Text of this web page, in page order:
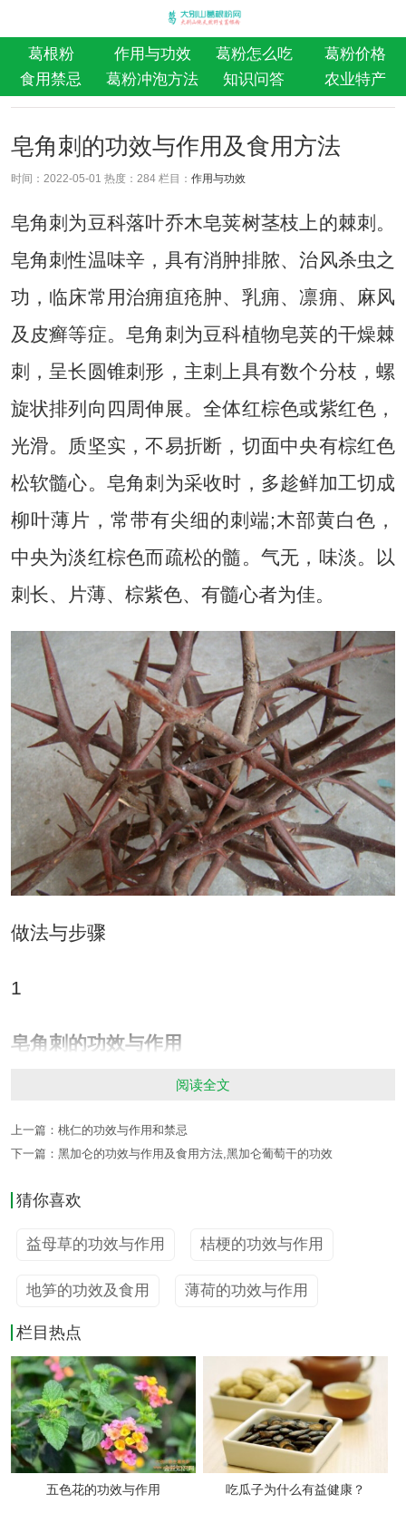
葛根粉 作用与功效 葛粉怎么吃
葛粉价格
食用禁忌
葛粉冲泡方法 知识问答 农业特产
皂角刺的功效与作用及食用方法
时间：2022-05-01 热度： 284 栏目： 作用与功效
皂角刺为豆科落叶乔木皂荚树茎枝上的棘刺。
皂角刺性温味辛，具有消肿排脓、治风杀虫之
功，临床常用治痈疽疮肿、乳痈、凛痈、麻风
及皮癣等症。皂角刺为豆科植物皂荚的干燥棘
刺，呈长圆锥刺形，主刺上具有数个分枝，螺
旋状排列向四周伸展。全体红棕色或紫红色，
光滑。质坚实，不易折断，切面中央有棕红色
松软髓心。皂角刺为采收时，多趁鲜加工切成
柳叶薄片，常带有尖细的刺端;木部黄白色，
中央为淡红棕色而疏松的髓。气无，味淡。以
刺长、片薄、棕紫色、有髓心者为佳。
做法与步骤
1
皂角刺的功效与作用
1.皂角刺用于痈疽肿毒。如脓未成者，常
如脓成而正虚不溃者，则与穿山甲、黄芪、当
归等配用，方如透脓散。
如二圣散；治癣疮，用皂荚刺米醋浓煎，取液
外涂；治小儿重舌，用本品烧灰，加入朴硝、
冰片少许，掺于舌下。
3.皂角刺用于痔疮，肛边痒痛，可与樗
皮、枳壳、赤芍同用，方如皂荚刺丸。
4.皂角刺用于妇女产后缺乳或乳汁不下，
阅读全文
上一篇： 桃仁的功效与作用和禁忌
下一篇： 黑加仑的功效与作用及食用方法,黑加仑葡萄干的功效
猜你喜欢
益母草的功效与作用 桔梗的功效与作用
地笋的功效及食用 薄荷的功效与作用
栏目热点
五色花的功效与作用 吃瓜子为什么有益健康？